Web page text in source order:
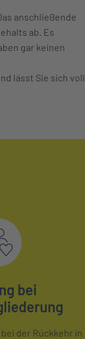
anschließende
ab. Es
gar keinen
lässt Sie sich voll
bei
der Rückkehr in